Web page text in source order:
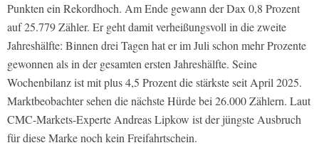
Punkten ein Rekordhoch. Am Ende gewann der Dax 0,8 Prozent
auf 25.779 Zähler. Er geht damit verheißungsvoll in die zweite
Jahreshälfte: Binnen drei Tagen hat er im Juli schon mehr Prozente
gewonnen als in der gesamten ersten Jahreshälfte. Seine
Wochenbilanz ist mit plus 4,5 Prozent die stärkste seit April 2025.
Marktbeobachter sehen die nächste Hürde bei 26.000 Zählern. Laut
CMC-Markets-Experte Andreas Lipkow ist der jüngste Ausbruch
für diese Marke noch kein Freifahrtschein.